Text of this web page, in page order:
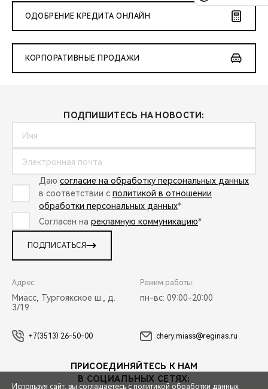
ОДОБРЕНИЕ КРЕДИТА ОНЛАЙН
КОРПОРАТИВНЫЕ ПРОДАЖИ
ПОДПИШИТЕСЬ НА НОВОСТИ:
Даю согласие на обработку персональных данных
в соответствии с политикой в отношении
обработки персональных данных*
Согласен на рекламную коммуникацию*
ПОДПИСАТЬСЯ
Адрес:
Миасс, Тургоякское ш., д.
3/19
Режим работы:
пн-вс: 09:00-20:00
+7(3513) 26-50-00 chery.miass@reginas.ru
ПРИСОЕДИНЯЙТЕСЬ К НАМ
В СОЦИАЛЬНЫХ СЕТЯХ:
Используя сайт, вы соглашаетесь с политикой обработки данных